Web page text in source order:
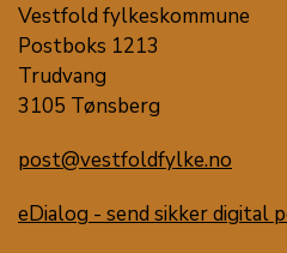
Vestfold fylkeskommune
Postboks 1213
Trudvang
3105 Tønsberg
post@vestfoldfylke.no
eDialog - send sikker digital